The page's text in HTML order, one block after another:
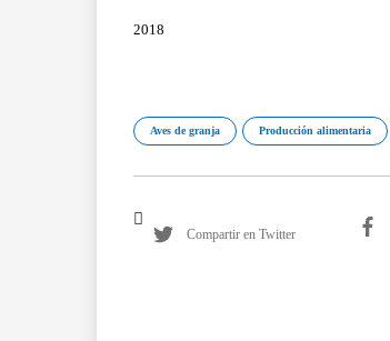
2018
Aves de granja Producción alimentaria
Compartir en Twitter